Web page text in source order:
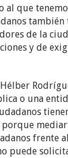
al que
también
de la
y de
o una
porque
frente